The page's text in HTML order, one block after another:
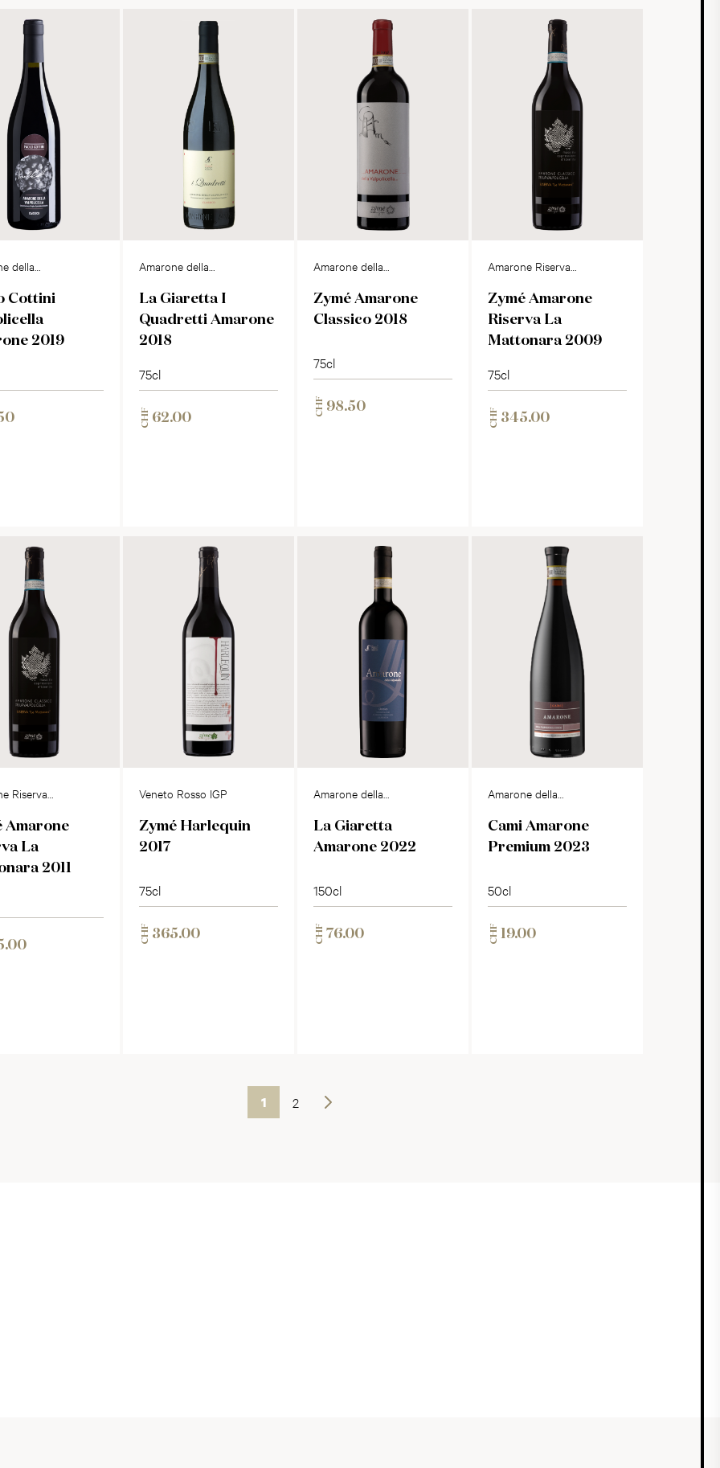
della
Cottini
2019
Amarone della
La Giaretta I
Quadretti Amarone
2018
75cl
CHF 62.00
Amarone della
DOCG
Zymé Amarone
Classico 2018
75cl
CHF 98.50
Amarone Riserva
Classico DOCG
Zymé Amarone
Riserva La
Mattonara 2009
75cl
CHF 345.00
Riserva
DOCG
Amarone
La
2011
Veneto Rosso IGP
Zymé Harlequin
2017
75cl
CHF 365.00
Amarone della
La Giaretta
Amarone 2022
150cl
CHF 76.00
Amarone della
Cami Amarone
Premium 2023
50cl
CHF 19.00
1 2 Weiter